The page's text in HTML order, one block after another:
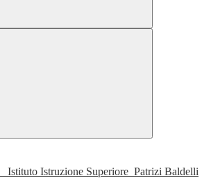
Istituto Istruzione Superiore Patrizi Baldelli